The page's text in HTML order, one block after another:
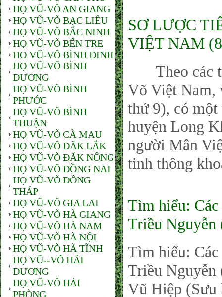
HỌ VŨ-VÕ AN GIANG
HỌ VŨ-VÕ BẠC LIÊU
HỌ VŨ-VÕ BẮC NINH
HỌ VŨ-VÕ BẾN TRE
HỌ VŨ-VÕ BÌNH ĐỊNH
HỌ VŨ-VÕ BÌNH
DƯƠNG
HỌ VŨ-VÕ BÌNH
PHƯỚC
HỌ VŨ-VÕ BÌNH
THUẬN
HỌ VŨ-VÕ CÀ MAU
HỌ VŨ-VÕ ĐĂK LẮK
HỌ VŨ-VÕ ĐĂK NÔNG
HỌ VŨ-VÕ ĐỒNG NAI
HỌ VŨ-VÕ ĐỒNG
THÁP
HỌ VŨ-VÕ GIA LAI
HỌ VŨ-VÕ HÀ GIANG
HỌ VŨ-VÕ HÀ NAM
HỌ VŨ-VÕ HÀ NỘI
HỌ VŨ-VÕ HÀ TĨNH
HỌ VŨ--VÕ HẢI
DƯƠNG
HỌ VŨ-VÕ HẢI
PHÒNG
SƠ LƯỢC
VIỆT NAM
Theo các
Võ Việt Nam,
thứ 9), có
huyện Long
người Mân
tinh thông
Tìm hiểu:
Triều Nguyễn
Tìm hiểu:
Triều Nguyễn
Vũ Hiệp (Sưu